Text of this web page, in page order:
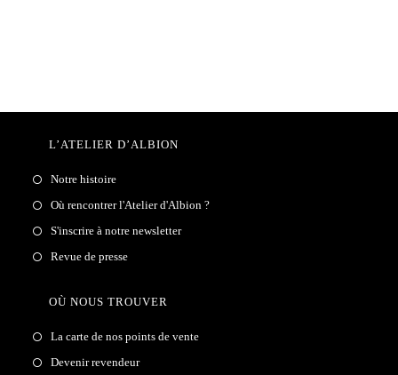
L’ATELIER D’ALBION
Notre histoire
Où rencontrer l'Atelier d'Albion ?
S'inscrire à notre newsletter
Revue de presse
OÙ NOUS TROUVER
La carte de nos points de vente
Devenir revendeur